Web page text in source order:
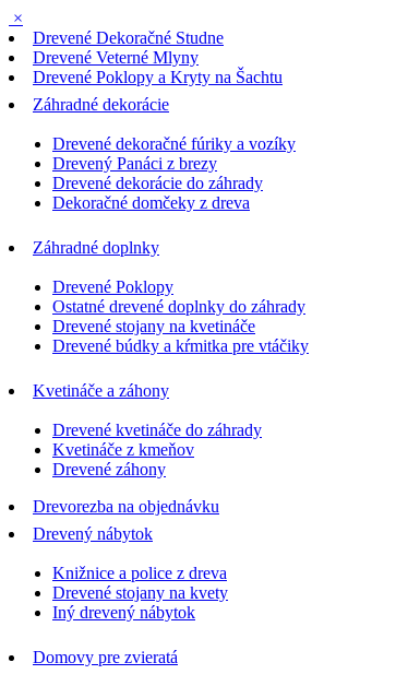
×
Drevené Dekoračné Studne
Drevené Veterné Mlyny
Drevené Poklopy a Kryty na Šachtu
Záhradné dekorácie
Drevené dekoračné fúriky a vozíky
Drevený Panáci z brezy
Drevené dekorácie do záhrady
Dekoračné domčeky z dreva
Záhradné doplnky
Drevené Poklopy
Ostatné drevené doplnky do záhrady
Drevené stojany na kvetináče
Drevené búdky a kŕmitka pre vtáčiky
Kvetináče a záhony
Drevené kvetináče do záhrady
Kvetináče z kmeňov
Drevené záhony
Drevorezba na objednávku
Drevený nábytok
Knižnice a police z dreva
Drevené stojany na kvety
Iný drevený nábytok
Domovy pre zvieratá